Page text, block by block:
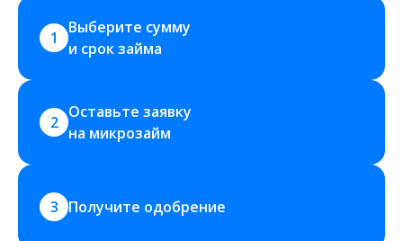
1
Выберите сумму
и срок займа
2
Оставьте заявку
на микрозайм
3 Получите одобрение